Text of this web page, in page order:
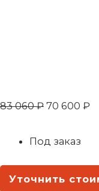
83 060₽ 70 600 ₽
Под заказ
Уточнить